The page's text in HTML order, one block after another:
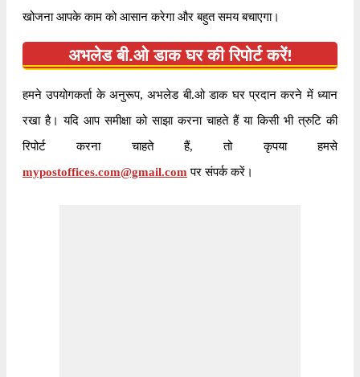
खोजना आपके काम को आसान करेगा और बहुत समय बचाएगा।
अभलेड बी.ओ डाक घर की रिपोर्ट करें!
हमने उपयोगकर्ता के अनुरूप, अभलेड बी.ओ डाक घर प्रदान करने में ध्यान
रखा है। यदि आप समीक्षा को साझा करना चाहते हैं या किसी भी त्रुटि की
रिपोर्ट करना चाहते हैं, तो कृपया हमसे
mypostoffices.com@gmail.com पर संपर्क करें।